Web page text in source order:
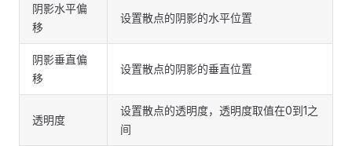
阴影水平偏
移
设置散点的阴影的水平位置
阴影垂直偏
移
设置散点的阴影的垂直位置
透明度
设置散点的透明度，透明度取值在0到1之
间